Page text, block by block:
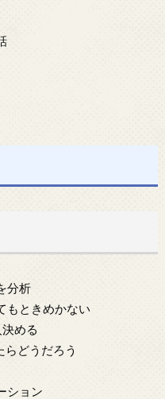
分析
もときめかない
める
らどうだろう
ション